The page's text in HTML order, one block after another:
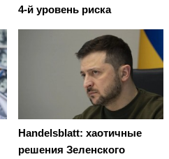
4-й уровень риска
Handelsblatt: хаотичные
решения Зеленского